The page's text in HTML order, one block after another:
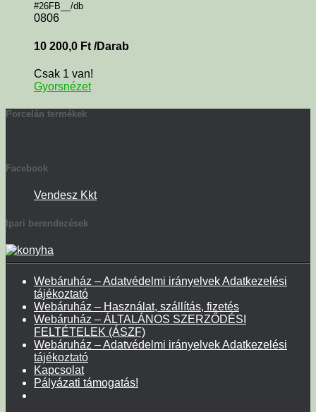
#26FB__/db
0806
10 200,0 Ft /Darab
Csak 1 van!
Gyorsnézet
Porcelán termékek
Facebook
Vendesz Kkt
Ipari berendezések
Webáruház – Adatvédelmi irányelvek Adatkezelési
tájékoztató
Webáruház – Használat, szállítás, fizetés
Webáruház – ÁLTALÁNOS SZERZŐDÉSI
FELTÉTELEK (ÁSZF)
Webáruház – Adatvédelmi irányelvek Adatkezelési
tájékoztató
Kapcsolat
Pályázati támogatás!